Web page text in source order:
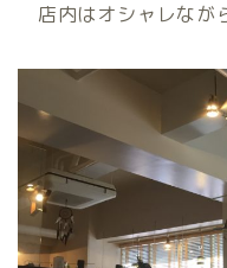
店内はオシャレなが